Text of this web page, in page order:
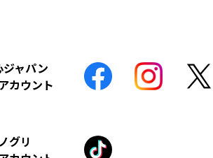
ジャパン
カウント
ノグリ